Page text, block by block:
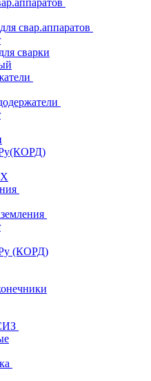
свар.аппаратов
сварки
(КОРД)